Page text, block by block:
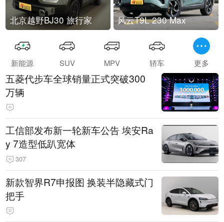
北京越野BJ30 旅行家 风云T9L 230 Max
新能源 SUV MPV 轿车 更多
五菱代步车全球销量正式突破300
万辆
工信部发布新一轮新车公告 埃安Ra
y 7造型低趴宽体
307
新款智界R7申报图 换装半隐藏式门
把手